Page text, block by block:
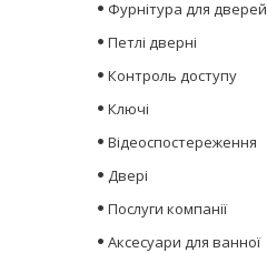
Фурнітура для дверей
Петлі дверні
Контроль доступу
Ключі
Відеоспостереження
Двері
Послуги компанії
Аксесуари для ванної